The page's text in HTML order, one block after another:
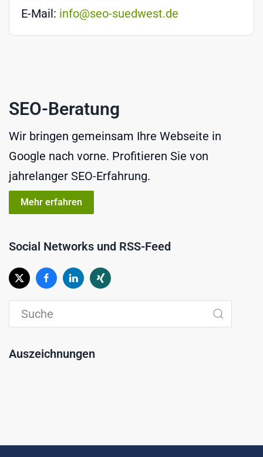
E-Mail: info@seo-suedwest.de
SEO-Beratung
Wir bringen gemeinsam Ihre Webseite in
Google nach vorne. Profitieren Sie von
jahrelanger SEO-Erfahrung.
Mehr erfahren
Social Networks und RSS-Feed
Auszeichnungen